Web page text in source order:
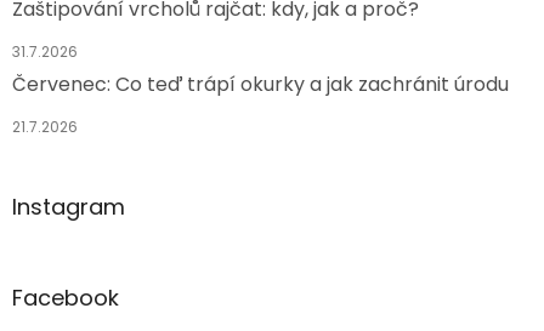
Zaštipování vrcholů rajčat: kdy, jak a proč?
31.7.2026
Červenec: Co teď trápí okurky a jak zachránit úrodu
21.7.2026
Instagram
Facebook